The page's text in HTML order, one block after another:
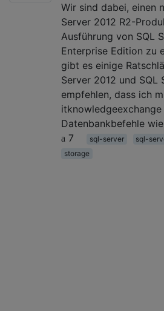
Wir sind dabei, einen
Server 2012 R2-
Ausführung von SQL
Enterprise Edition zu
gibt es einige
Server 2012 und SQL
empfehlen, dass ich
Datenbankbefehle
7
sql-server sql-
storage